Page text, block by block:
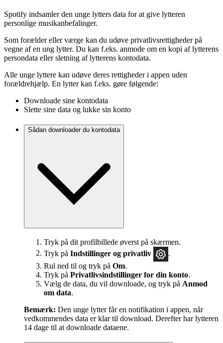
Spotify indsamler den unge lytters data for at give lytteren
personlige musikanbefalinger.
Som forælder eller værge kan du udøve privatlivsrettigheder på
vegne af en ung lytter. Du kan f.eks. anmode om en kopi af lytterens
persondata eller sletning af lytterens kontodata.
Alle unge lyttere kan udøve deres rettigheder i appen uden
forældrehjælp. En lytter kan f.eks. gøre følgende:
Downloade sine kontodata
Slette sine data og lukke sin konto
Sådan downloader du kontodata
Tryk på dit profilbillede øverst på skærmen.
Tryk på Indstillinger og privatliv
.
Rul ned til og tryk på Om.
Tryk på Privatlivsindstillinger for din konto.
Vælg de data, du vil downloade, og tryk på Anmod
om data.
Bemærk: Den unge lytter får en notifikation i appen, når
vedkommendes data er klar til download. Derefter har lytteren
14 dage til at downloade dataene.